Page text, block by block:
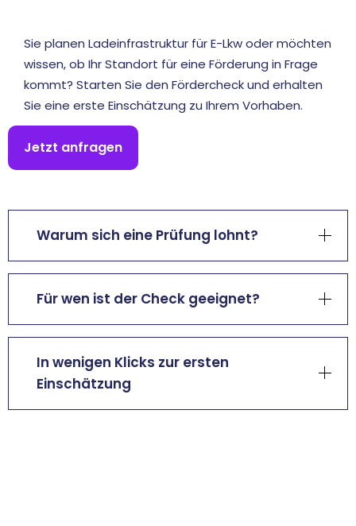
Sie planen Ladeinfrastruktur für E-Lkw oder möchten
wissen, ob Ihr Standort für eine Förderung in Frage
kommt? Starten Sie den Fördercheck und erhalten
Sie eine erste Einschätzung zu Ihrem Vorhaben.
Jetzt anfragen
Warum sich eine Prüfung lohnt?
Für wen ist der Check geeignet?
In wenigen Klicks zur ersten
Einschätzung